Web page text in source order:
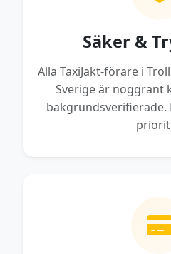
Säker &
Alla TaxiJakt-förare i
Sverige är noggrant
bakgrundsverifierade.